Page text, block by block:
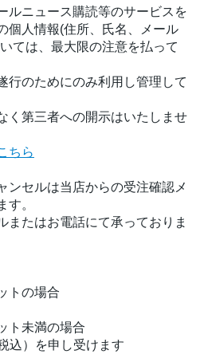
ルニュース購読等のサービスを
個人情報(住所、氏名、メール
ては、最大限の注意を払って
行のためにのみ利用し管理して
く第三者への開示はいたしませ
ちら
ンセルは当店からの受注確認メ
す。
またはお電話にて承っておりま
トの場合
ト未満の場合
込）を申し受けます